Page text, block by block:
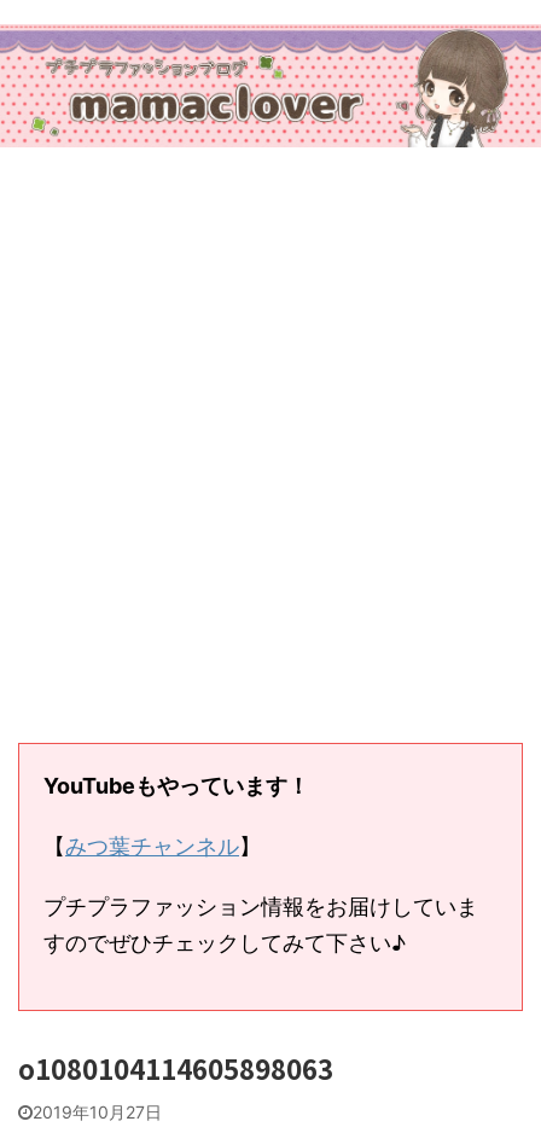
YouTubeもやっています！
【みつ葉チャンネル】
プチプラファッション情報をお届けしていま
すのでぜひチェックしてみて下さい♪
o1080104114605898063
2019年10月27日